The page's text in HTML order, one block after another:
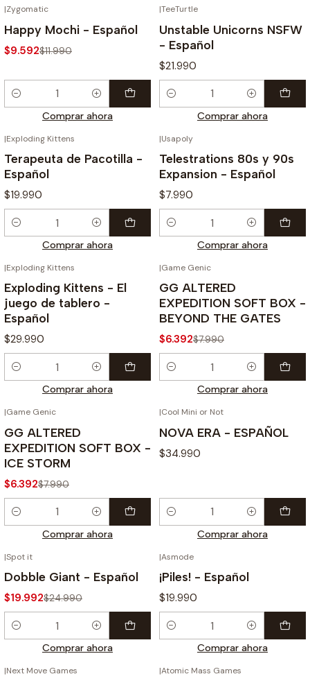
-20%
|Zygomatic
Happy Mochi - Español
$9.592$11.990
Cantidad
Comprar ahora
|TeeTurtle
Unstable Unicorns NSFW
- Español
$21.990
Cantidad
Comprar ahora
|Exploding Kittens
Terapeuta de Pacotilla -
Español
$19.990
Cantidad
Comprar ahora
|Usapoly
Telestrations 80s y 90s
Expansion - Español
$7.990
Cantidad
Comprar ahora
|Exploding Kittens
Exploding Kittens - El
juego de tablero -
Español
$29.990
Cantidad
Comprar ahora
-20%
|Game Genic
GG ALTERED
EXPEDITION SOFT BOX -
BEYOND THE GATES
$6.392$7.990
Cantidad
Comprar ahora
-20%
|Game Genic
GG ALTERED
EXPEDITION SOFT BOX -
ICE STORM
$6.392$7.990
Cantidad
Comprar ahora
|Cool Mini or Not
NOVA ERA - ESPAÑOL
$34.990
Cantidad
Comprar ahora
-20%
|Spot it
Dobble Giant - Español
$19.992$24.990
Cantidad
Comprar ahora
|Asmode
¡Piles! - Español
$19.990
Cantidad
Comprar ahora
|Next Move Games |Atomic Mass Games